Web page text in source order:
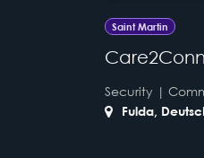
Saint Martin
Security |
Fulda,